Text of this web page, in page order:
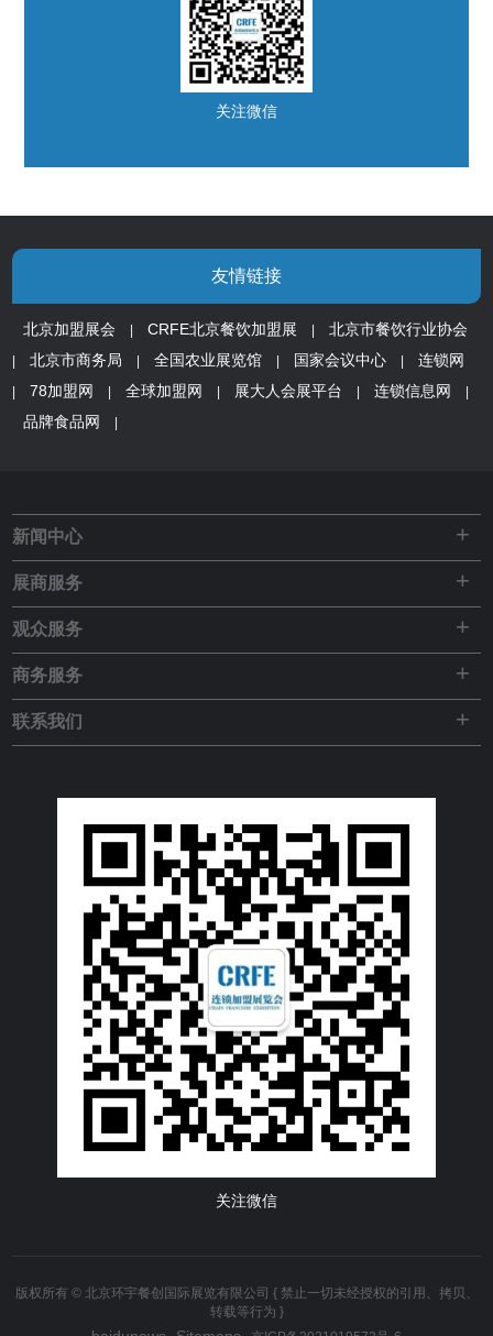
关注微信
友情链接
北京加盟展会 CRFE北京餐饮加盟展 北京市餐饮行业协会
北京市商务局 全国农业展览馆 国家会议中心 连锁网
78加盟网 全球加盟网 展大人会展平台 连锁信息网
品牌食品网
新闻中心 +
展商服务 +
观众服务 +
商务服务 +
联系我们 +
关注微信
版权所有 © 北京环宇餐创国际展览有限公司 { 禁止一切未经授权的引用、拷贝、
转载等行为 }